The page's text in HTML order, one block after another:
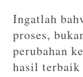
Ingatlah
proses,
perubahan
hasil terbaik